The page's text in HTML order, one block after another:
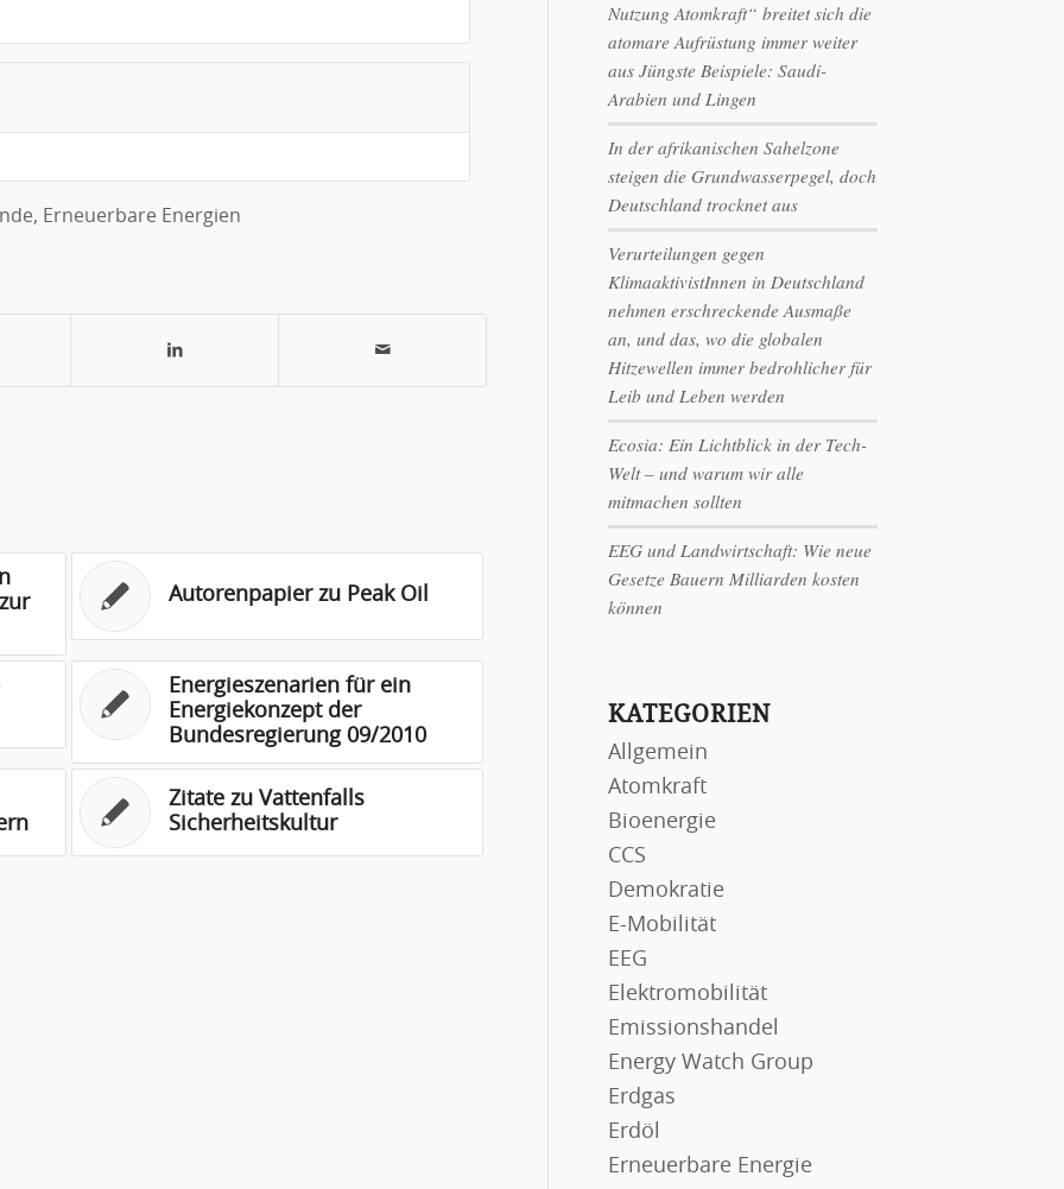
, Erneuerbare Energien
Autorenpapier zu Peak Oil
Energieszenarien für ein
Energiekonzept der
Bundesregierung 09/2010
Zitate zu Vattenfalls
Sicherheitskultur
Nutzung Atomkraft“ breitet sich die
atomare Aufrüstung immer weiter
aus Jüngste Beispiele: Saudi-
Arabien und Lingen
In der afrikanischen Sahelzone
steigen die Grundwasserpegel, doch
Deutschland trocknet aus
Verurteilungen gegen
KlimaaktivistInnen in Deutschland
nehmen erschreckende Ausmaße
an, und das, wo die globalen
Hitzewellen immer bedrohlicher für
Leib und Leben werden
Ecosia: Ein Lichtblick in der Tech-
Welt – und warum wir alle
mitmachen sollten
EEG und Landwirtschaft: Wie neue
Gesetze Bauern Milliarden kosten
können
KATEGORIEN
Allgemein
Atomkraft
Bioenergie
CCS
Demokratie
E-Mobilität
EEG
Elektromobilität
Emissionshandel
Energy Watch Group
Erdgas
Erdöl
Erneuerbare Energie